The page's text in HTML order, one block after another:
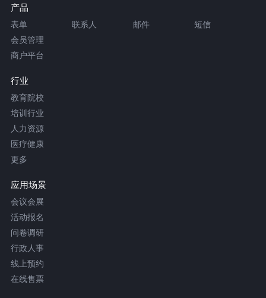
产品
表单 联系人 邮件
短信
会员管理
商户平台
行业
教育院校
培训行业
人力资源
医疗健康
更多
应用场景
会议会展
活动报名
问卷调研
行政人事
线上预约
在线售票